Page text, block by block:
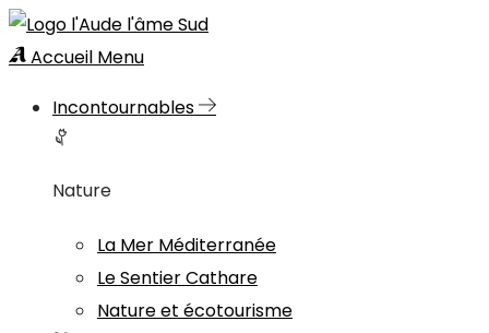
Accueil Menu
Incontournables
Nature
La Mer Méditerranée
Le Sentier Cathare
Nature et écotourisme